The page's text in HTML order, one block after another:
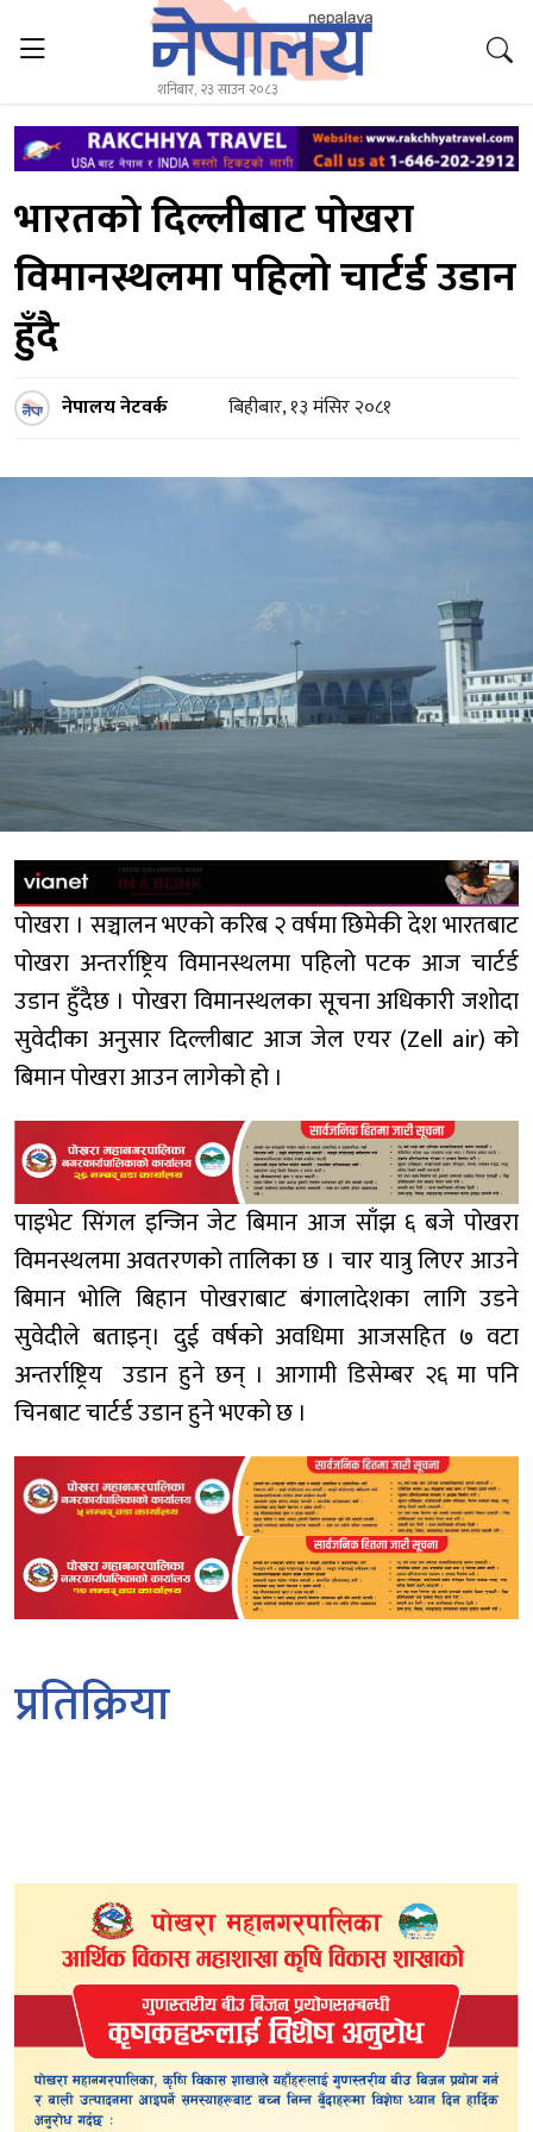
शनिबार, २३ साउन २०८३
भारतको दिल्लीबाट पोखरा
विमानस्थलमा पहिलो चार्टर्ड उडान
हुँदै
नेपालय नेटवर्क बिहीबार, १३ मंसिर २०८१
पोखरा । सञ्चालन भएको करिब २ वर्षमा छिमेकी देश भारतबाट
पोखरा अन्तर्राष्ट्रिय विमानस्थलमा पहिलो पटक आज चार्टर्ड
उडान हुँदैछ । पोखरा विमानस्थलका सूचना अधिकारी जशोदा
सुवेदीका अनुसार दिल्लीबाट आज जेल एयर (Zell air) को
बिमान पोखरा आउन लागेको हो ।
पाइभेट सिंगल इन्जिन जेट बिमान आज साँझ ६ बजे पोखरा
विमनस्थलमा अवतरणको तालिका छ । चार यात्रु लिएर आउने
बिमान भोलि बिहान पोखराबाट बंगालादेशका लागि उडने
सुवेदीले बताइन्। दुई वर्षको अवधिमा आजसहित ७ वटा
अन्तर्राष्ट्रिय उडान हुने छन् । आगामी डिसेम्बर २६ मा पनि
चिनबाट चार्टर्ड उडान हुने भएको छ ।
प्रतिक्रिया